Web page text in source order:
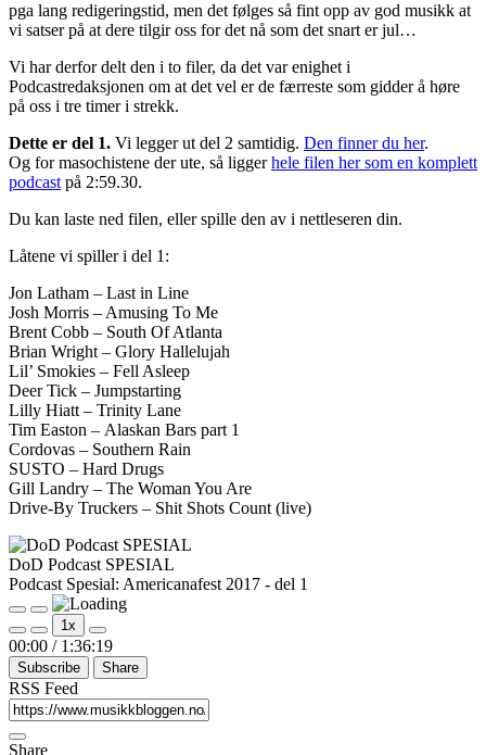
pga lang redigeringstid, men det følges så fint opp av god musikk at
vi satser på at dere tilgir oss for det nå som det snart er jul…
Vi har derfor delt den i to filer, da det var enighet i
Podcastredaksjonen om at det vel er de færreste som gidder å høre
på oss i tre timer i strekk.
Dette er del 1. Vi legger ut del 2 samtidig. Den finner du her.
Og for masochistene der ute, så liggerhele filen her som en komplett
podcast på 2:59.30.
Du kan laste ned filen, eller spille den av i nettleseren din.
Låtene vi spiller i del 1:
Jon Latham – Last in Line
Josh Morris – Amusing To Me
Brent Cobb – South Of Atlanta
Brian Wright – Glory Hallelujah
Lil’ Smokies – Fell Asleep
Deer Tick – Jumpstarting
Lilly Hiatt – Trinity Lane
Tim Easton – Alaskan Bars part 1
Cordovas – Southern Rain
SUSTO – Hard Drugs
Gill Landry – The Woman You Are
Drive-By Truckers – Shit Shots Count (live)
DoD Podcast SPESIAL
Podcast Spesial: Americanafest 2017 - del 1
Play
Episode
Pause
Episode
Mute/Unmute
Episode
Rewind
10
Seconds
1x
Fast
Forward
30
00:00 / 1:36:19
Subscribe Share
RSS Feed
Share